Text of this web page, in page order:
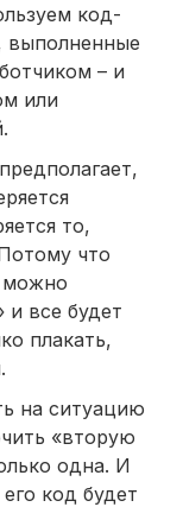
код-
выполненные
– и
или
то,
что
можно
и все будет
плакать,
на ситуацию
«вторую
одна. И
код будет